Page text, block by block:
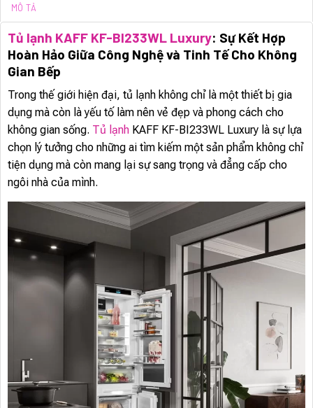
MÔ TẢ
Tủ lạnh KAFF KF-BI233WL Luxury: Sự Kết Hợp
Hoàn Hảo Giữa Công Nghệ và Tinh Tế Cho Không
Gian Bếp
Trong thế giới hiện đại, tủ lạnh không chỉ là một thiết bị gia
dụng mà còn là yếu tố làm nên vẻ đẹp và phong cách cho
không gian sống. Tủ lạnh KAFF KF-BI233WL Luxury là sự lựa
chọn lý tưởng cho những ai tìm kiếm một sản phẩm không chỉ
tiện dụng mà còn mang lại sự sang trọng và đẳng cấp cho
ngôi nhà của mình.